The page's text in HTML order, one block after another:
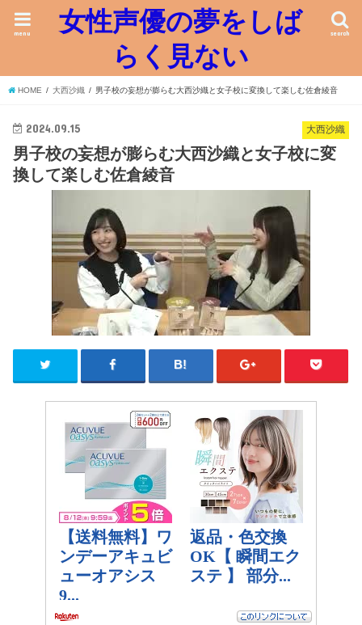
女性声優の夢をしば
らく見ない
search
menu
HOME 大西沙織 男子校の妄想が膨らむ大西沙織と女子校に変換して楽しむ佐倉綾音
大西沙織
2024.09.15
男子校の妄想が膨らむ大西沙織と女子校に変
換して楽しむ佐倉綾音